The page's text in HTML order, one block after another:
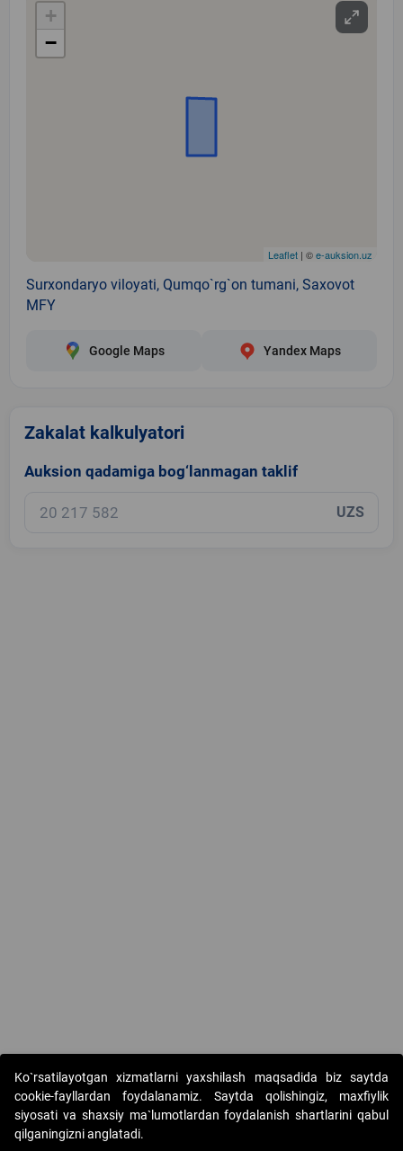
+
−
Leaflet | ©e-auksion.uz
Surxondaryo viloyati, Qumqo`rg`on tumani, Saxovot
MFY
Google Maps Yandex Maps
Zakalat kalkulyatori
Auksion qadamiga bog‘lanmagan taklif
UZS
Copyright © 2017-2026. "Elektron onlayn-auksionlarni
Ko`rsatilayotgan xizmatlarni yaxshilash maqsadida biz saytda
cookie-fayllardan foydalanamiz. Saytda qolishingiz, maxfiylik
siyosati va shaxsiy ma`lumotlardan foydalanish shartlarini qabul
qilganingizni anglatadi.